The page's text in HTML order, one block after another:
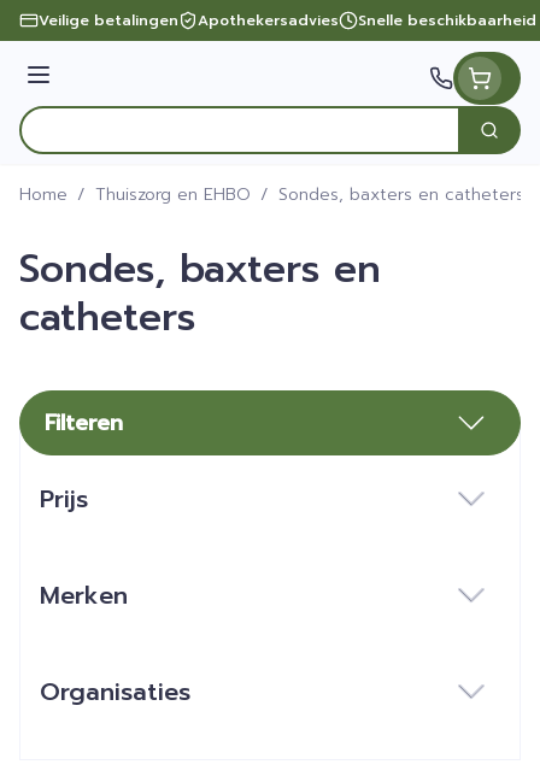
Ga naar de inhoud
Veilige betalingen Apothekersadvies Snelle beschikbaarheid
Menu
Product, merk, categorie...
Zoek
Home / Thuiszorg en EHBO / Sondes, baxters en catheters
Sondes, baxters en
catheters
Filteren
Prijs
Merken
Organisaties